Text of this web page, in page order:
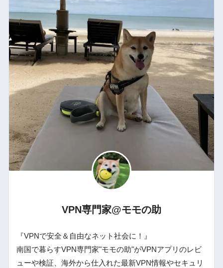
VPN専門家@モモの助
『VPNで安全＆自由なネット社会に！』
南国で暮らすVPN専門家"モモの助"がVPNアプリのレビ
ューや検証、海外から仕入れた最新VPN情報やセキュリ